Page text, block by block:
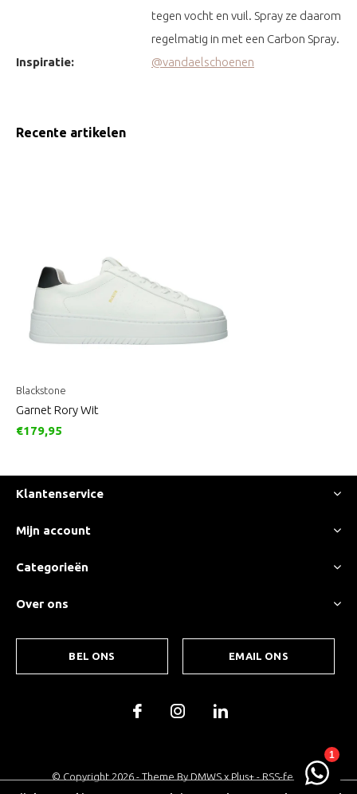
tegen vocht en vuil. Spray ze daarom
regelmatig in met een Carbon Spray.
Inspiratie:
@vandaelschoenen
Recente artikelen
Blackstone
Garnet Rory Wit
€179,95
Klantenservice
Mijn account
Categorieën
Over ons
BEL ONS EMAIL ONS
© Copyright 2026- Theme By DMWSx Plus+- RSS-feed